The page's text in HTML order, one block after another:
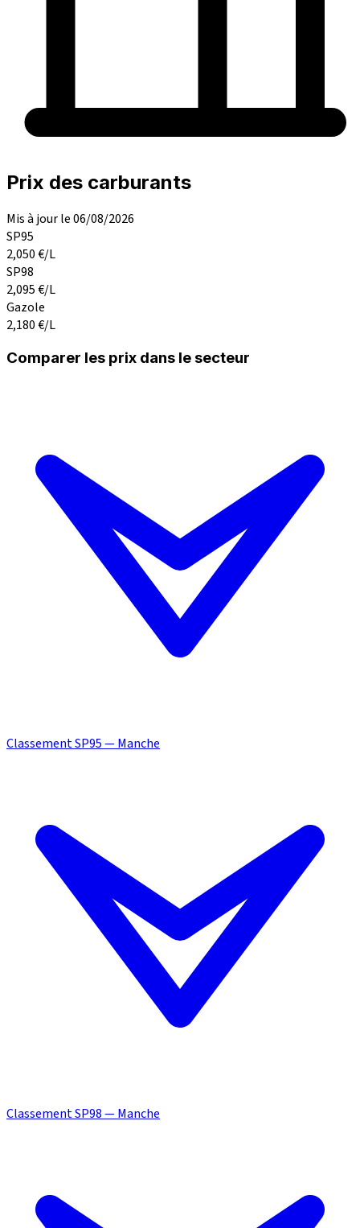
Prix des carburants
Mis à jour le 06/08/2026
SP95
2,050€/L
SP98
2,095€/L
Gazole
2,180€/L
Comparer les prix dans le secteur
Classement SP95 — Manche
Classement SP98 — Manche